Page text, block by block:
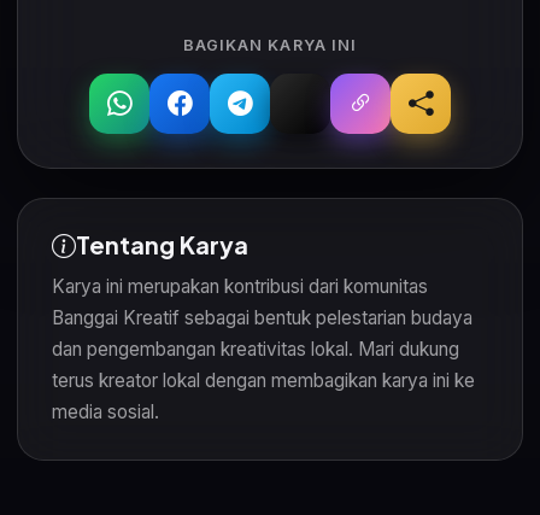
BAGIKAN KARYA INI
Tentang Karya
Karya ini merupakan kontribusi dari komunitas
Banggai Kreatif sebagai bentuk pelestarian budaya
dan pengembangan kreativitas lokal. Mari dukung
terus kreator lokal dengan membagikan karya ini ke
media sosial.